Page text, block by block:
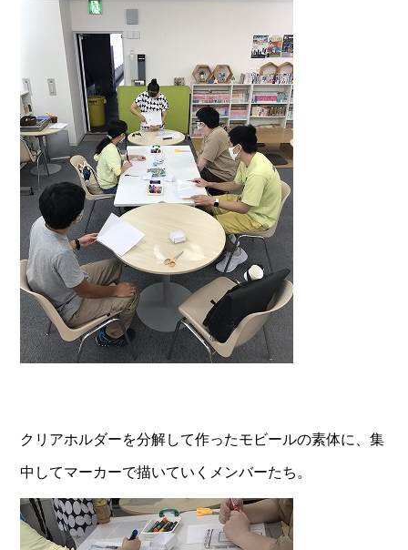
クリアホルダーを分解して作ったモビールの素体に、集
中してマーカーで描いていくメンバーたち。